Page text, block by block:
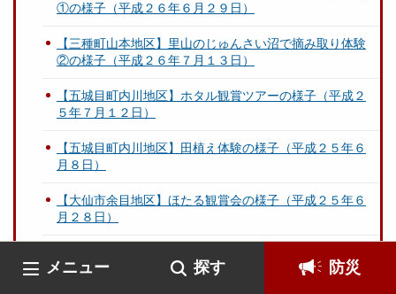
メニュー 探す 防災
①の様子（平成２６年６月２９日）
【三種町山本地区】里山のじゅんさい沼で摘み取り体験
②の様子（平成２６年７月１３日）
【五城目町内川地区】ホタル観賞ツアーの様子（平成２
５年７月１２日）
【五城目町内川地区】田植え体験の様子（平成２５年６
月８日）
【大仙市余目地区】ほたる観賞会の様子（平成２５年６
月２８日）